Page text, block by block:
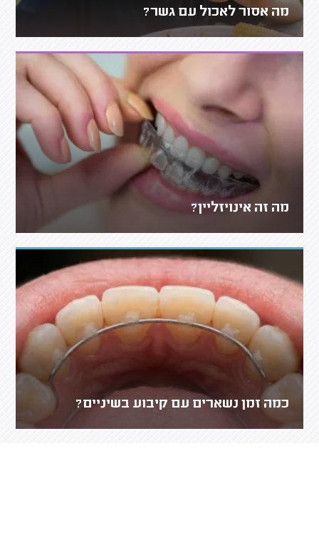
מה אסור לאכול עם גשר?
מה זה אינויזליין?
כמה זמן נשארים עם קיבוע בשיניים?